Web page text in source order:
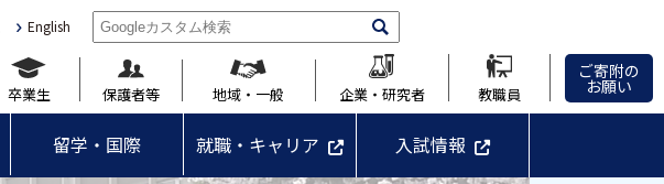
English
卒業生 保護者等 地域・一般 企業・研究者 教職員
ご寄附の
お願い
留学・国際 就職・キャリア 入試情報